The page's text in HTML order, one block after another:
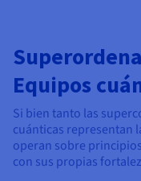
Equipos
Si bien tanto las
cuánticas representan
operan sobre
con sus propias